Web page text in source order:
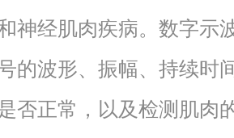
神经肌肉疾病。数字示
的波形、振幅、持续时
否正常，以及检测肌肉